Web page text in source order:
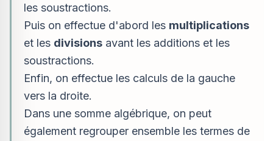
les soustractions.
Puis on effectue d'abord les multiplications
et les divisions avant les additions et les
soustractions.
Enfin, on effectue les calculs de la gauche
vers la droite.
Dans une somme algébrique, on peut
également regrouper ensemble les termes de